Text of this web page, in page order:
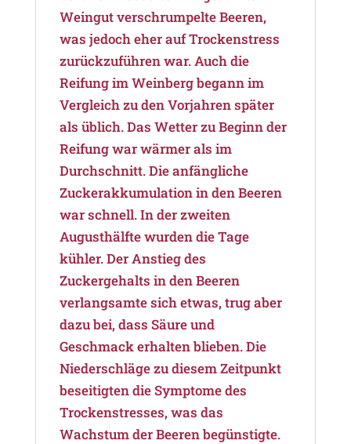
Weingut verschrumpelte Beeren,
was jedoch eher auf Trockenstress
zurückzuführen war. Auch die
Reifung im Weinberg begann im
Vergleich zu den Vorjahren später
als üblich. Das Wetter zu Beginn der
Reifung war wärmer als im
Durchschnitt. Die anfängliche
Zuckerakkumulation in den Beeren
war schnell. In der zweiten
Augusthälfte wurden die Tage
kühler. Der Anstieg des
Zuckergehalts in den Beeren
verlangsamte sich etwas, trug aber
dazu bei, dass Säure und
Geschmack erhalten blieben. Die
Niederschläge zu diesem Zeitpunkt
beseitigten die Symptome des
Trockenstresses, was das
Wachstum der Beeren begünstigte.